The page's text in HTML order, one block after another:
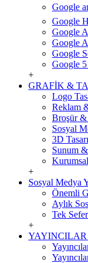
Google
Google
Google
Google
Google
Google 5
+
GRAFİK &
Logo
Reklam
Broşür &
Sosyal
3D
Sunum
+
Sosyal Medya
Önemli
Aylık
Tek
+
YAYINCILAR